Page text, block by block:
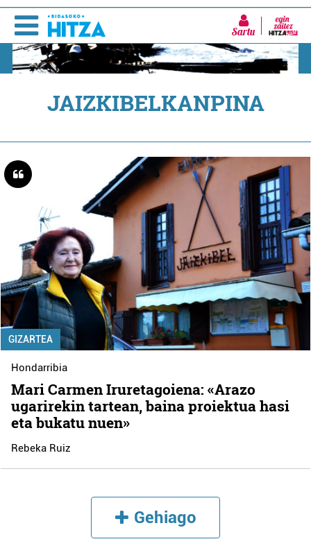
Sartu
JAIZKIBELKANPINA
GIZARTEA
Hondarribia
Mari Carmen Iruretagoiena: «Arazo
ugarirekin tartean, baina proiektua hasi
eta bukatu nuen»
Rebeka Ruiz
Gehiago